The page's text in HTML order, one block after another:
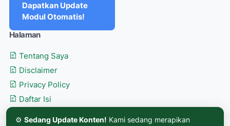
Dapatkan Update
Modul Otomatis!
⚙️ Sedang Update Konten! Kami sedang merapikan
Halaman
Tentang Saya
Disclaimer
Privacy Policy
Daftar Isi